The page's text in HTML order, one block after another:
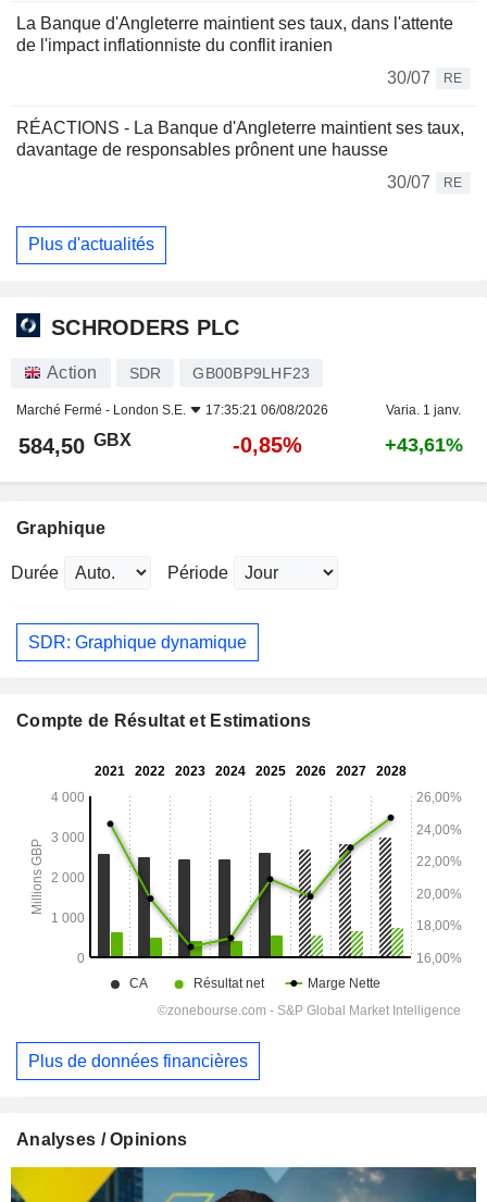
La Banque d'Angleterre maintient ses taux, dans l'attente
de l'impact inflationniste du conflit iranien
30/07
RE
RÉACTIONS - La Banque d'Angleterre maintient ses taux,
davantage de responsables prônent une hausse
30/07
RE
Plus d'actualités
SCHRODERS PLC
Action SDR GB00BP9LHF23
Marché Fermé - London S.E. 17:35:21 06/08/2026 Varia. 1 janv.
584,50 GBX -0,85% +43,61%
Graphique
Durée Période
SDR: Graphique dynamique
Compte de Résultat et Estimations
Plus de données financières
Analyses / Opinions